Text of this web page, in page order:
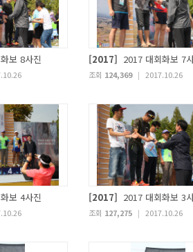
보 8사진 [2017] 2017 대회화보 7
조회 124,369 | 2017.10.26
보 4사진 [2017] 2017 대회화보 3
조회 127,275 | 2017.10.26